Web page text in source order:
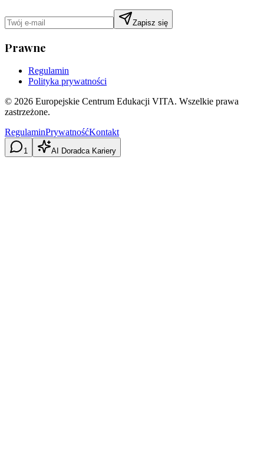
Zapisz się
Prawne
Regulamin
Polityka prywatności
© 2026 Europejskie Centrum Edukacji VITA. Wszelkie prawa
zastrzeżone.
RegulaminPrywatnośćKontakt
1 AI Doradca Kariery